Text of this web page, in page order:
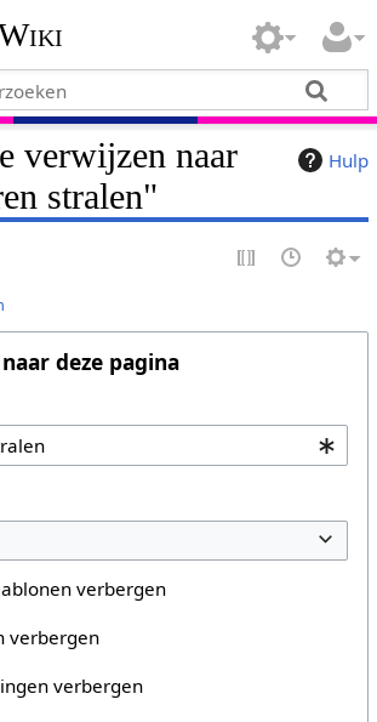
Hulp
verwijzen naar
stralen"
deze pagina
verbergen
verbergen
verbergen